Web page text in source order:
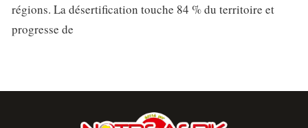
régions. La désertification touche 84 % du territoire et
progresse de